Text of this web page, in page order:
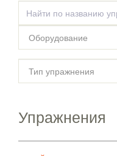
Упражнения